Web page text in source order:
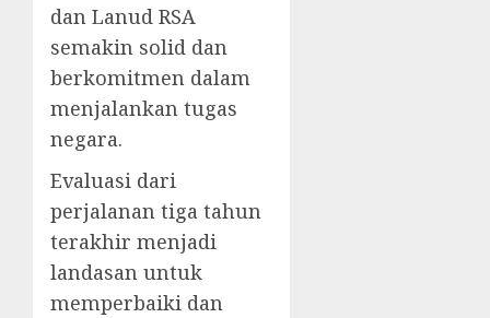
dan Lanud RSA
semakin solid dan
berkomitmen dalam
menjalankan tugas
negara.
Evaluasi dari
perjalanan tiga tahun
terakhir menjadi
landasan untuk
memperbaiki dan